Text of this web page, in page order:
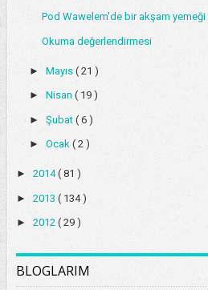
Pod Wawelem'de bir akşam yemeği
Okuma değerlendirmesi
► Mayıs ( 21 )
► Nisan ( 19 )
► Şubat ( 6 )
► Ocak ( 2 )
► 2014( 81 )
► 2013 ( 134 )
► 2012 ( 29 )
BLOGLARIM